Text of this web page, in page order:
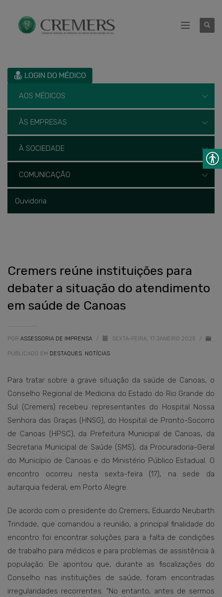
AOS MÉDICOS
ÀS EMPRESAS
À SOCIEDADE
COMUNICAÇÃO
Ouvidoria
Cremers reúne instituições para
debater a situação do atendimento
em saúde de Canoas
POR ASSESSORIA DE IMPRENSA / SEXTA-FEIRA, 17 JANEIRO 2025 /
PUBLICADO EM DESTAQUES, NOTÍCIAS
Para tratar sobre a grave situação da saúde de Canoas, o
Conselho Regional de Medicina do Estado do Rio Grande do
Sul (Cremers) recebeu representantes do Hospital Nossa
Senhora das Graças (HNSG), do Hospital de Pronto-Socorro
de Canoas (HPSC), da Prefeitura Municipal de Canoas, da
Secretaria Municipal de Saúde (SMS), da Procuradoria-Geral
do Município de Canoas e do Ministério Público Estadual. O
encontro ocorreu nesta sexta-feira (17), na sede da
autarquia federal, em Porto Alegre.
De acordo com o presidente do Cremers, Eduardo Neubarth
Trindade, que comandou a reunião, a principal finalidade do
encontro foi encontrar soluções para a falta de condições
de trabalho para médicos e para problemas de assistência à
população. Ele apontou que, durante as fiscalizações do
Conselho nas instituições de saúde, foram encontradas
irregularidades recorrentes. “No entanto, antes de sermos